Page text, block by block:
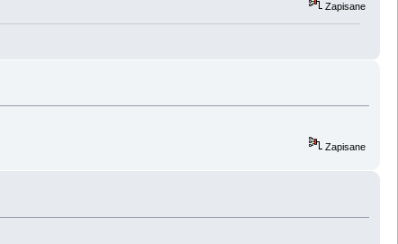
Zapisane
Zapisane